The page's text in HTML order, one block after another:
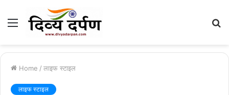
Menu
Home / लाइफ स्टाइल
लाइफ स्टाइल